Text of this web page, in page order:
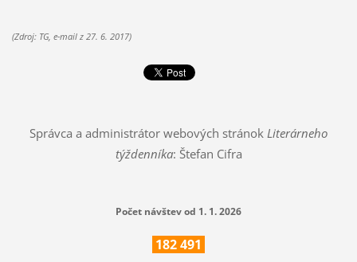
(Zdroj: TG, e-mail z 27. 6. 2017)
Správca a administrátor webových stránok Literárneho
týždenníka: Štefan Cifra
Počet návštev od 1. 1. 2026
182491